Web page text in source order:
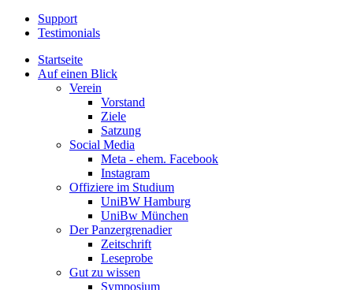
Support
Testimonials
Startseite
Auf einen Blick
Verein
Vorstand
Ziele
Satzung
Social Media
Meta - ehem. Facebook
Instagram
Offiziere im Studium
UniBW Hamburg
UniBw München
Der Panzergrenadier
Zeitschrift
Leseprobe
Gut zu wissen
Symposium